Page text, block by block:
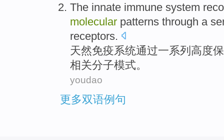
The innate immune system
molecular patterns through a
receptors.
天然免疫系统通过一系列 高度
相关分子模式。
youdao
更多双语例句